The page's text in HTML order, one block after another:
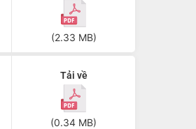
(2.33 MB)
Tải về
(0.34 MB)